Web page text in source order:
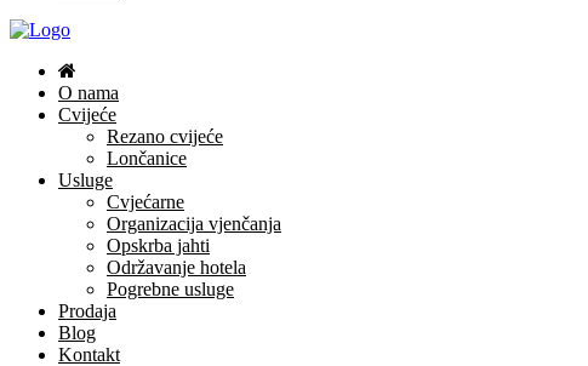
O nama
Cvijeće
Rezano cvijeće
Lončanice
Usluge
Cvjećarne
Organizacija vjenčanja
Opskrba jahti
Održavanje hotela
Pogrebne usluge
Prodaja
Blog
Kontakt